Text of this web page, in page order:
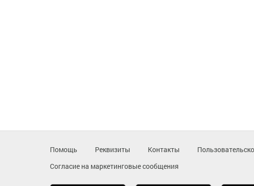
Помощь Реквизиты Контакты
Согласие на маркетинговые сообщения